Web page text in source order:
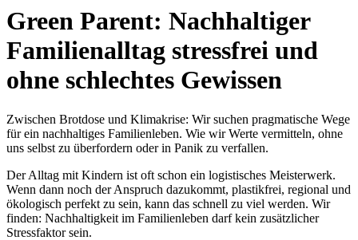
Green Parent: Nachhaltiger
Familienalltag stressfrei und
ohne schlechtes Gewissen
Zwischen Brotdose und Klimakrise: Wir suchen pragmatische Wege
für ein nachhaltiges Familienleben. Wie wir Werte vermitteln, ohne
uns selbst zu überfordern oder in Panik zu verfallen.
Der Alltag mit Kindern ist oft schon ein logistisches Meisterwerk.
Wenn dann noch der Anspruch dazukommt, plastikfrei, regional und
ökologisch perfekt zu sein, kann das schnell zu viel werden. Wir
finden: Nachhaltigkeit im Familienleben darf kein zusätzlicher
Stressfaktor sein.